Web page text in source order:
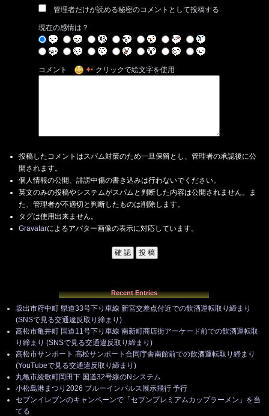
管理者だけが読める秘密のコメントとして投稿する
現在の感情は？
コメント クリックで絵文字を使用
投稿したコメントはスパム対策のため一旦保留とし、管理者の承認後に公
開されます。
個人情報の公開、誹謗中傷の書き込みは行わないでください。
英文のみの投稿やシステムがスパムと判断した内容は公開されません。ま
た、管理者が不適切と判断したものは削除します。
タグは使用出来ません。
Gravatarによるアバター画像の表示に対応しています。
Recent Entries
坂出市府中町 県道33号下り車線 新宮交差点付近での飲酒運転取り締まり
(SNSで見る交通違反取り締まり)
高松市亀井町 国道11号下り車線 南新町商店街アーケード前での飲酒運転取
り締まり (SNSで見る交通違反取り締まり)
高松市サンポート 高松サンポート合同庁舎南館前での飲酒運転取り締まり
(YouTubeで見る交通違反取り締まり)
丸亀市綾歌町岡田下 国道32号線のNシステム
小松島港まつり2026 ブルーインパルス展示飛行 予行
セブンイレブンのキャンペーンで「セブンプレミアムカップラーメン」を当
てる